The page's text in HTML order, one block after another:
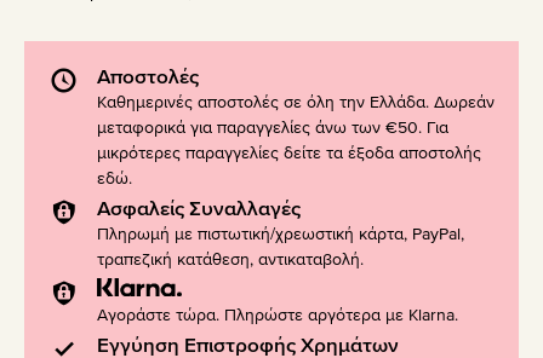
Αποστολές
Καθημερινές αποστολές σε όλη την Ελλάδα. Δωρεάν
μεταφορικά για παραγγελίες άνω των €50. Για
μικρότερες παραγγελίες δείτε τα έξοδα αποστολής
εδώ.
Ασφαλείς Συναλλαγές
Πληρωμή με πιστωτική/χρεωστική κάρτα, PayPal,
τραπεζική κατάθεση, αντικαταβολή.
Αγοράστε τώρα. Πληρώστε αργότερα με Klarna.
Εγγύηση Επιστροφής Χρημάτων